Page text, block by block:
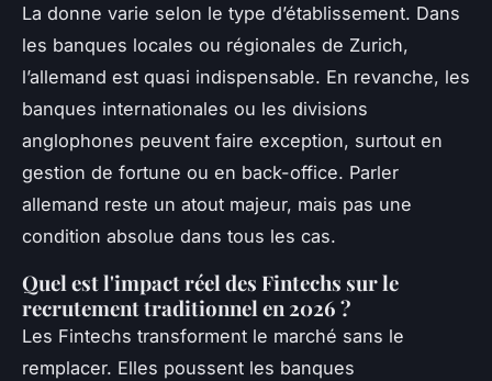
La donne varie selon le type d’établissement. Dans
les banques locales ou régionales de Zurich,
l’allemand est quasi indispensable. En revanche, les
banques internationales ou les divisions
anglophones peuvent faire exception, surtout en
gestion de fortune ou en back-office. Parler
allemand reste un atout majeur, mais pas une
condition absolue dans tous les cas.
Quel est l'impact réel des Fintechs sur le
recrutement traditionnel en 2026 ?
Les Fintechs transforment le marché sans le
remplacer. Elles poussent les banques